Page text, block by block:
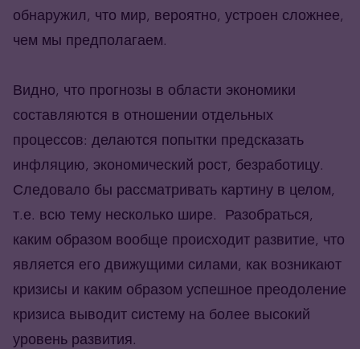
обнаружил, что мир, вероятно, устроен сложнее,
чем мы предполагаем.
Видно, что прогнозы в области экономики
составляются в отношении отдельных
процессов: делаются попытки предсказать
инфляцию, экономический рост, безработицу.
Следовало бы рассматривать картину в целом,
т.е. всю тему несколько шире. Разобраться,
каким образом вообще происходит развитие, что
является его движущими силами, как возникают
кризисы и каким образом успешное преодоление
кризиса выводит систему на более высокий
уровень развития.